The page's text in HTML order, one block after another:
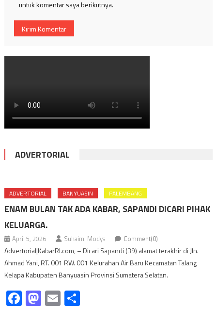
untuk komentar saya berikutnya.
ADVERTORIAL
ADVERTORIAL BANYUASIN PALEMBANG
ENAM BULAN TAK ADA KABAR, SAPANDI DICARI PIHAK
KELUARGA.
April 5, 2026 Suhaimi Modys Comment(0)
Advertorial|KabarRI.com, – Dicari Sapandi (39) alamat terakhir di Jln.
Ahmad Yani, RT. 001 RW. 001 Kelurahan Air Baru Kecamatan Talang
Kelapa Kabupaten Banyuasin Provinsi Sumatera Selatan.
Facebook
Mastodon
EmailShare